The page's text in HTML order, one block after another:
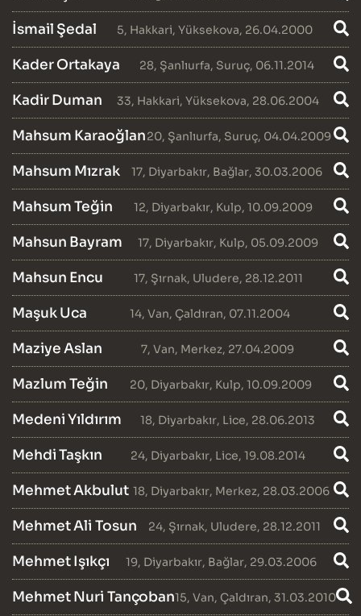
İsmail Şedal 5, Hakkari,Yüksekova, 26.04.2000
Kader Ortakaya 28, Şanlıurfa, Suruç, 06.11.2014
Kadir Duman 33, Hakkari, Yüksekova, 28.06.2004
Mahsum Karaoğlan20, Şanlıurfa, Suruç, 04.04.2009
Mahsum Mızrak 17, Diyarbakır, Bağlar, 30.03.2006
Mahsum Teğin 12, Diyarbakır, Kulp, 10.09.2009
Mahsun Bayram 17, Diyarbakır, Kulp, 05.09.2009
Mahsun Encu 17, Şırnak, Uludere, 28.12.2011
Maşuk Uca 14,Van, Çaldıran, 07.11.2004
Maziye Aslan 7,Van, Merkez, 27.04.2009
Mazlum Teğin 20, Diyarbakır, Kulp, 10.09.2009
Medeni Yıldırım 18, Diyarbakır, Lice, 28.06.2013
Mehdi Taşkın 24, Diyarbakır, Lice, 19.08.2014
Mehmet Akbulut 18, Diyarbakır, Merkez, 28.03.2006
Mehmet Ali Tosun 24, Şırnak, Uludere, 28.12.2011
Mehmet Işıkçı 19, Diyarbakır, Bağlar, 29.03.2006
Mehmet Nuri Tançoban15, Van, Çaldıran, 31.03.2010